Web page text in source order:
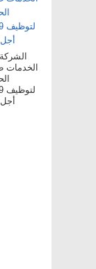
أجل 14 غشت 2026